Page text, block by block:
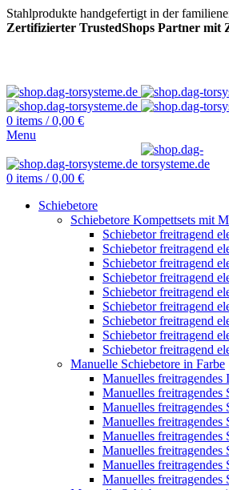
Stahlprodukte handgefertigt in der
Zertifizierter TrustedShops Partner mit
0 items / 0,00 €
Menu
0 items / 0,00 €
Schiebetore
Schiebetore Kompettsets mit
Schiebetor freitragend
Schiebetor freitragend
Schiebetor freitragend
Schiebetor freitragend
Schiebetor freitragend
Schiebetor freitragend
Schiebetor freitragend
Schiebetor freitragend
Schiebetor freitragend
Manuelle Schiebetore in Farbe
Manuelles
Manuelles
Manuelles
Manuelles
Manuelles freitragendes
Manuelles freitragendes
Manuelles
Manuelles